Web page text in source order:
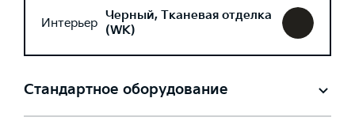
Интерьер Черный, Тканевая отделка
(WK)
Стандартное оборудование